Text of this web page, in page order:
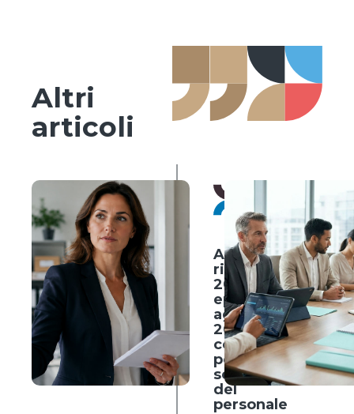
Altri
articoli
3 agosto
2026
AI Act
rinviato al
2027,
eppure il 2
agosto
2026 conta
comunque
per chi fa
selezione
del
personale